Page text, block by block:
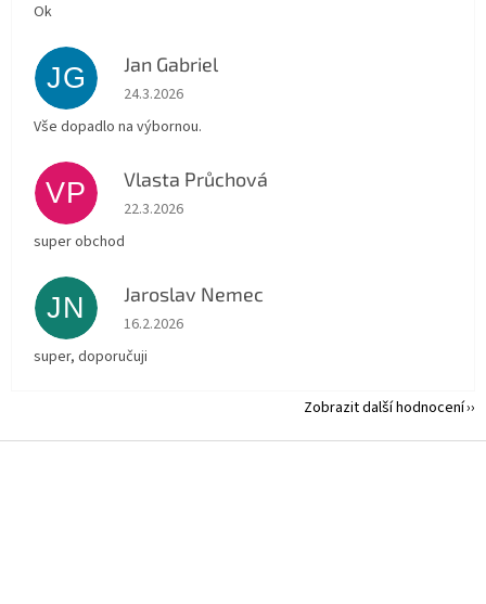
Ok
JG Jan Gabriel
Hodnocení obchodu je 5 z 5 hvězdiček.
24.3.2026
Vše dopadlo na výbornou.
VP Vlasta Průchová
Hodnocení obchodu je 5 z 5 hvězdiček.
22.3.2026
super obchod
JN Jaroslav Nemec
Hodnocení obchodu je 5 z 5 hvězdiček.
16.2.2026
super, doporučuji
Zobrazit další hodnocení